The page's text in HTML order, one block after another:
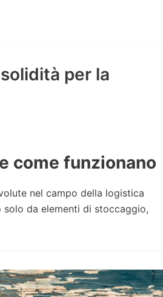
per la
come funzionano
nel campo della logistica
da elementi di stoccaggio,